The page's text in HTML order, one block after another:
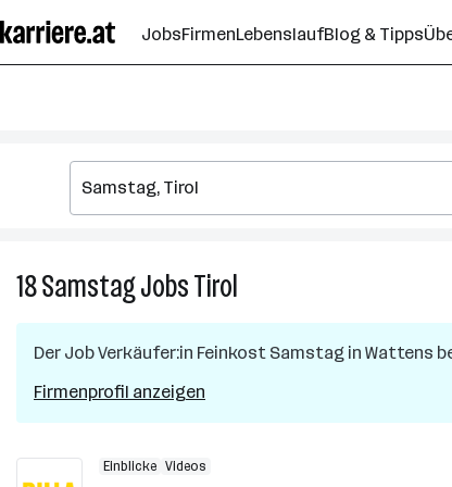
Seiteninhalt
springen
JobsFirmenLebenslaufBlog & Tipps
18SamstagJobsTirol
in
Der JobVerkäufer:in Feinkost Samstag in Wattens
Firmenprofil anzeigen
Einblicke Videos